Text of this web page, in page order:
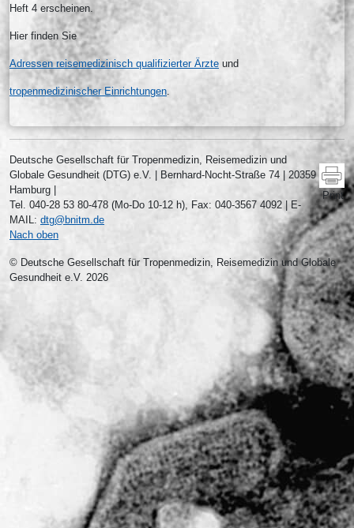
Heft 4 erscheinen.
Hier finden Sie
Adressen reisemedizinisch qualifizierter Ärzte und
tropenmedizinischer Einrichtungen.
Deutsche Gesellschaft für Tropenmedizin, Reisemedizin und
Globale Gesundheit (DTG) e.V. | Bernhard-Nocht-Straße 74 | 20359
Hamburg |
Tel. 040-28 53 80-478 (Mo-Do 10-12 h), Fax: 040-3567 4092 | E-
MAIL: dtg@bnitm.de
Print
Nach oben
© Deutsche Gesellschaft für Tropenmedizin, Reisemedizin und Globale
Gesundheit e.V. 2026